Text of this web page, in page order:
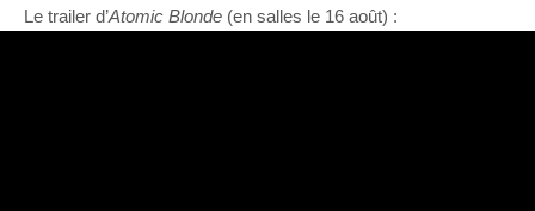
Le trailer d’Atomic Blonde (en salles le 16 août) :